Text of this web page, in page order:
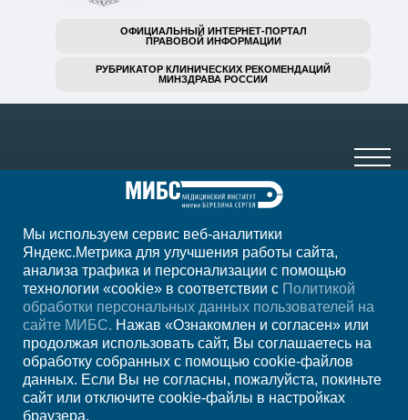
ОФИЦИАЛЬНЫЙ ИНТЕРНЕТ-ПОРТАЛ
ПРАВОВОЙ ИНФОРМАЦИИ
РУБРИКАТОР КЛИНИЧЕСКИХ РЕКОМЕНДАЦИЙ
МИНЗДРАВА РОССИИ
+7 (391) 989-10-29
ежедневно с 07:00 до 23:00
РегионКрасноярск
Записаться на
прием
Мы используем сервис веб-аналитики
Яндекс.Метрика для улучшения работы сайта,
анализа трафика и персонализации с помощью
технологии «cookie» в соответствии с Политикой
обработки персональных данных пользователей на
сайте МИБС. Нажав «Ознакомлен и согласен» или
продолжая использовать сайт, Вы соглашаетесь на
обработку собранных с помощью cookie-файлов
данных. Если Вы не согласны, пожалуйста, покиньте
сайт или отключите cookie-файлы в настройках
браузера.